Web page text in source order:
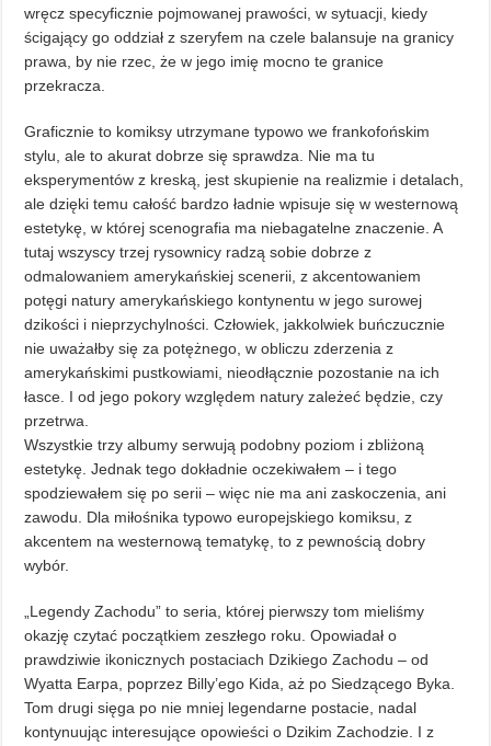
wręcz specyficznie pojmowanej prawości, w sytuacji, kiedy
ścigający go oddział z szeryfem na czele balansuje na granicy
prawa, by nie rzec, że w jego imię mocno te granice
przekracza.
Graficznie to komiksy utrzymane typowo we frankofońskim
stylu, ale to akurat dobrze się sprawdza. Nie ma tu
eksperymentów z kreską, jest skupienie na realizmie i detalach,
ale dzięki temu całość bardzo ładnie wpisuje się w westernową
estetykę, w której scenografia ma niebagatelne znaczenie. A
tutaj wszyscy trzej rysownicy radzą sobie dobrze z
odmalowaniem amerykańskiej scenerii, z akcentowaniem
potęgi natury amerykańskiego kontynentu w jego surowej
dzikości i nieprzychylności. Człowiek, jakkolwiek buńczucznie
nie uważałby się za potężnego, w obliczu zderzenia z
amerykańskimi pustkowiami, nieodłącznie pozostanie na ich
łasce. I od jego pokory względem natury zależeć będzie, czy
przetrwa.
Wszystkie trzy albumy serwują podobny poziom i zbliżoną
estetykę. Jednak tego dokładnie oczekiwałem – i tego
spodziewałem się po serii – więc nie ma ani zaskoczenia, ani
zawodu. Dla miłośnika typowo europejskiego komiksu, z
akcentem na westernową tematykę, to z pewnością dobry
wybór.
„Legendy Zachodu” to seria, której pierwszy tom mieliśmy
okazję czytać początkiem zeszłego roku. Opowiadał o
prawdziwie ikonicznych postaciach Dzikiego Zachodu – od
Wyatta Earpa, poprzez Billy’ego Kida, aż po Siedzącego Byka.
Tom drugi sięga po nie mniej legendarne postacie, nadal
kontynuując interesujące opowieści o Dzikim Zachodzie. I z